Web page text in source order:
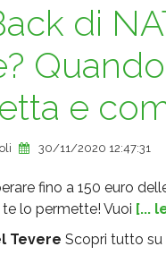
di
e
30/11/2020 12:47:31
fino a 150 euro
lo permette! Vuoi [...
Tevere Scopri tutto su